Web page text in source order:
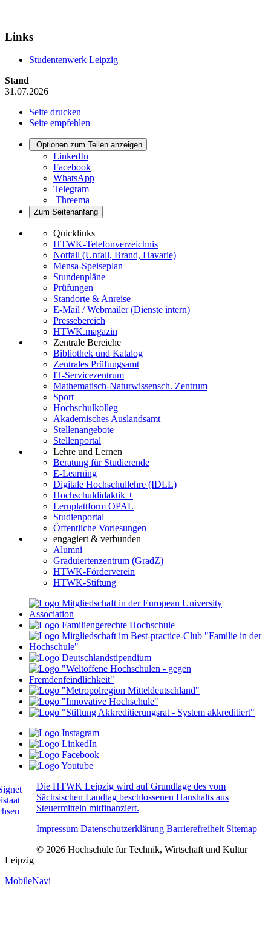
Links
Studentenwerk Leipzig
Stand
31.07.2026
Seite drucken
Seite empfehlen
Optionen zum Teilen anzeigen
LinkedIn
Facebook
WhatsApp
Telegram
Threema
Zum Seitenanfang
Quicklinks
HTWK-Telefonverzeichnis
Notfall (Unfall, Brand, Havarie)
Mensa-Speiseplan
Stundenpläne
Prüfungen
Standorte & Anreise
E-Mail / Webmailer (Dienste intern)
Pressebereich
HTWK.magazin
Zentrale Bereiche
Bibliothek und Katalog
Zentrales Prüfungsamt
IT-Servicezentrum
Mathematisch-Naturwissensch. Zentrum
Sport
Hochschulkolleg
Akademisches Auslandsamt
Stellenangebote
Stellenportal
Lehre und Lernen
Beratung für Studierende
E-Learning
Digitale Hochschullehre (IDLL)
Hochschuldidaktik +
Lernplattform OPAL
Studienportal
Öffentliche Vorlesungen
engagiert & verbunden
Alumni
Graduiertenzentrum (GradZ)
HTWK-Förderverein
HTWK-Stiftung
Die HTWK Leipzig wird auf Grundlage des vom
Sächsischen Landtag beschlossenen Haushalts aus
Steuermitteln mitfinanziert.
Impressum Datenschutzerklärung Barrierefreiheit Sitemap
© 2026 Hochschule für Technik, Wirtschaft und Kultur
Leipzig
MobileNavi